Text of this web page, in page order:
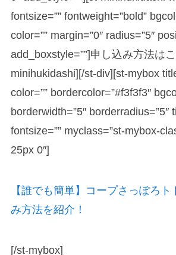
fontsize=”” fontweight=”bold”
color=”” margin=”0″ radius=”5″
add_boxstyle=””]申し込み方法は
minihukidashi][/st-div][st-mybox
color=”” bordercolor=”#f3f3f3″
borderwidth=”5″ borderradius=”5″
fontsize=”” myclass=”st-mybox-
25px 0″]
【誰でも簡単】コープさっぽろ
み方法を紹介！
[/st-mybox]